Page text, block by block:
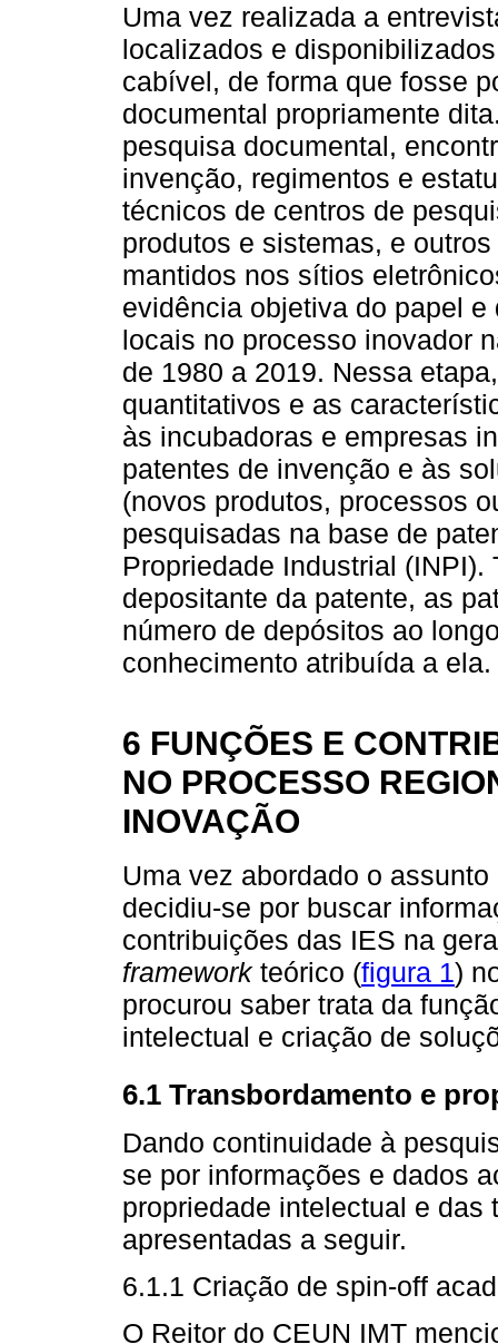
Uma vez realizada a
localizados e
cabível, de forma que fosse
documental propriamente
pesquisa documental,
invenção, regimentos e
técnicos de centros de
produtos e sistemas, e
mantidos nos sítios
evidência objetiva do papel
locais no processo inovador
de 1980 a 2019. Nessa
quantitativos e as
às incubadoras e empresas
patentes de invenção e às
(novos produtos, processos
pesquisadas na base de
Propriedade Industrial
depositante da patente, as
número de depósitos ao
conhecimento atribuída a ela.
6 FUNÇÕES E
NO PROCESSO
INOVAÇÃO
Uma vez abordado o
decidiu-se por buscar
contribuições das IES na
frameworkteórico (figura 1)
procurou saber trata da
intelectual e criação de
6.1 Transbordamento e
Dando continuidade à
se por informações e dados
propriedade intelectual e
apresentadas a seguir.
6.1.1 Criação de spin-off
O Reitor do CEUN IMT